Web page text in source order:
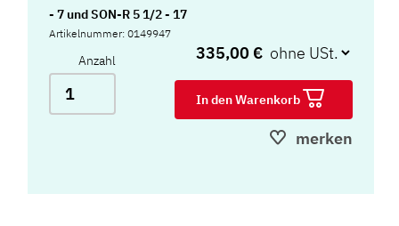
- 7 und SON-R 5 1/2 - 17
Artikelnummer: 0149947
Anzahl 335,00 €
In den Warenkorb
merken